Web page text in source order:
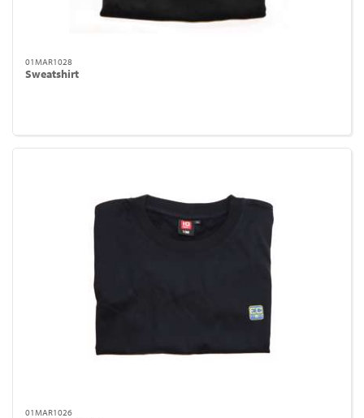
01MAR1028
Sweatshirt
01MAR1026